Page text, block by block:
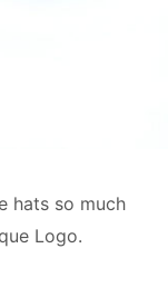
hats so much
Logo.